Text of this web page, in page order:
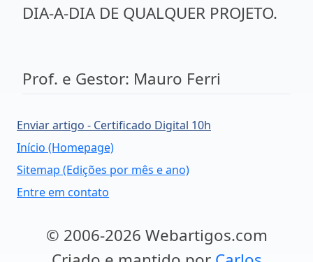
DIA-A-DIA DE QUALQUER PROJETO.
Prof. e Gestor: Mauro Ferri
Enviar artigo - Certificado Digital 10h
Início (Homepage)
Sitemap (Edições por mês e ano)
Entre em contato
© 2006-2026 Webartigos.com